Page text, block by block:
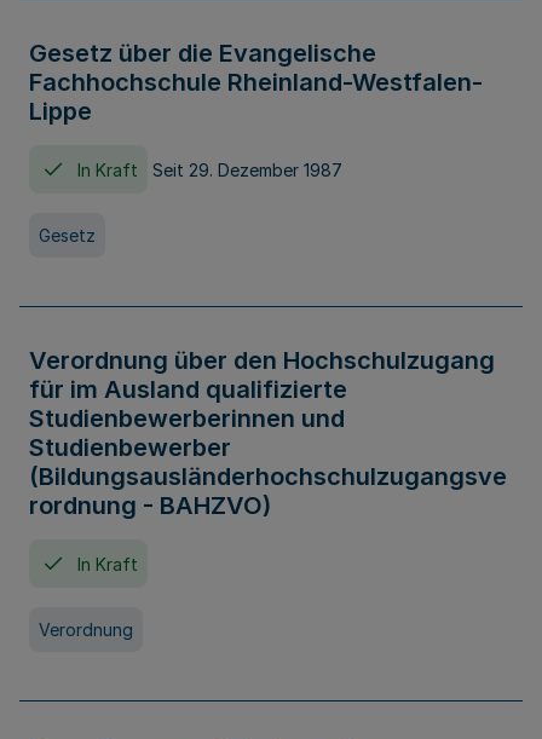
Gesetz über die Evangelische
Fachhochschule Rheinland-Westfalen-
Lippe
In Kraft Seit 29. Dezember 1987
Gesetz
Verordnung über den Hochschulzugang
für im Ausland qualifizierte
Studienbewerberinnen und
Studienbewerber
(Bildungsausländerhochschulzugangsve
rordnung - BAHZVO)
In Kraft
Verordnung